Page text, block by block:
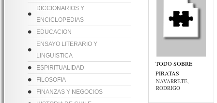
DICCIONARIOS Y
ENCICLOPEDIAS
EDUCACION
ENSAYO LITERARIO Y
LINGUISTICA
ESPIRITUALIDAD
FILOSOFIA
FINANZAS Y NEGOCIOS
TODO SOBRE
PIRATAS
NAVARRETE,
RODRIGO